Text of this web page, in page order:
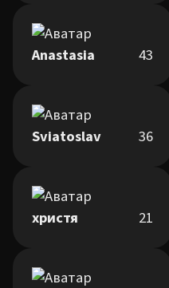
Anastasia 43
Sviatoslav 36
христя 21